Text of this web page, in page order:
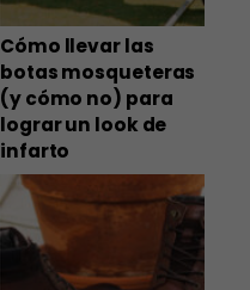
Cómo llevar las
botas mosqueteras
(y cómo no) para
lograr un look de
infarto